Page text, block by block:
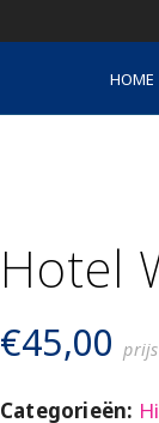
HOME
Hotel
€45,00
Categorieën: